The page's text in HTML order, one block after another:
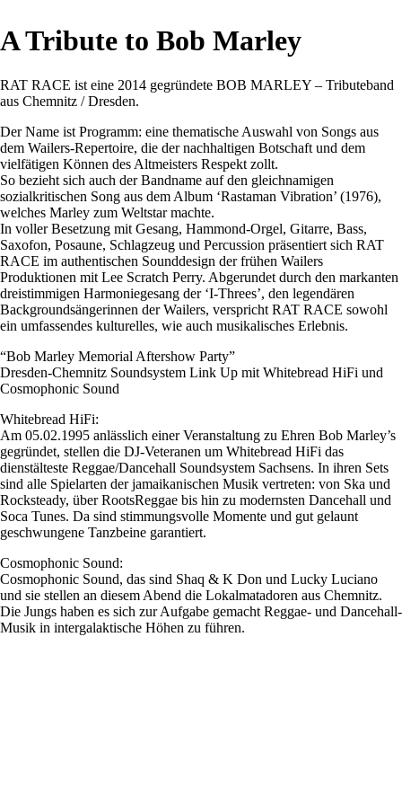
A Tribute to Bob Marley
RAT RACE ist eine 2014 gegründete BOB MARLEY – Tributeband
aus Chemnitz / Dresden.
Der Name ist Programm: eine thematische Auswahl von Songs aus
dem Wailers-Repertoire, die der nachhaltigen Botschaft und dem
vielfätigen Können des Altmeisters Respekt zollt.
So bezieht sich auch der Bandname auf den gleichnamigen
sozialkritischen Song aus dem Album ‘Rastaman Vibration’ (1976),
welches Marley zum Weltstar machte.
In voller Besetzung mit Gesang, Hammond-Orgel, Gitarre, Bass,
Saxofon, Posaune, Schlagzeug und Percussion präsentiert sich RAT
RACE im authentischen Sounddesign der frühen Wailers
Produktionen mit Lee Scratch Perry. Abgerundet durch den markanten
dreistimmigen Harmoniegesang der ‘I-Threes’, den legendären
Backgroundsängerinnen der Wailers, verspricht RAT RACE sowohl
ein umfassendes kulturelles, wie auch musikalisches Erlebnis.
“Bob Marley Memorial Aftershow Party”
Dresden-Chemnitz Soundsystem Link Up mit Whitebread HiFi und
Cosmophonic Sound
Whitebread HiFi:
Am 05.02.1995 anlässlich einer Veranstaltung zu Ehren Bob Marley’s
gegründet, stellen die DJ-Veteranen um Whitebread HiFi das
dienstälteste Reggae/Dancehall Soundsystem Sachsens. In ihren Sets
sind alle Spielarten der jamaikanischen Musik vertreten: von Ska und
Rocksteady, über RootsReggae bis hin zu modernsten Dancehall und
Soca Tunes. Da sind stimmungsvolle Momente und gut gelaunt
geschwungene Tanzbeine garantiert.
Cosmophonic Sound:
Cosmophonic Sound, das sind Shaq & K Don und Lucky Luciano
und sie stellen an diesem Abend die Lokalmatadoren aus Chemnitz.
Die Jungs haben es sich zur Aufgabe gemacht Reggae- und Dancehall-
Musik in intergalaktische Höhen zu führen.